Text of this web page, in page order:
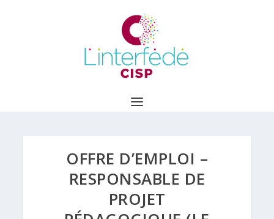
OFFRE D’EMPLOI –
RESPONSABLE DE
PROJET